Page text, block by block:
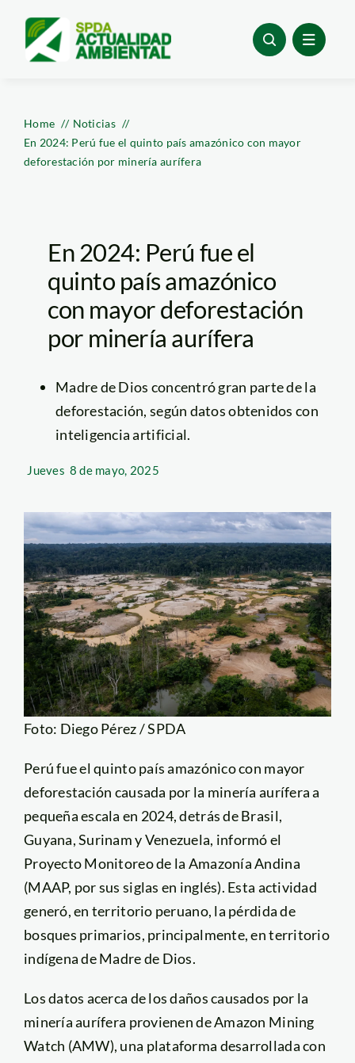
content
Home
Noticias
En 2024: Perú fue el quinto país amazónico con mayor
deforestación por minería aurífera
En 2024: Perú fue el
quinto país amazónico
con mayor deforestación
por minería aurífera
Madre de Dios concentró gran parte de la
deforestación, según datos obtenidos con
inteligencia artificial.
Jueves 8 de mayo, 2025
Foto: Diego Pérez / SPDA
Perú fue el quinto país amazónico con mayor
deforestación causada por la minería aurífera a
pequeña escala en 2024, detrás de Brasil,
Guyana, Surinam y Venezuela, informó el
Proyecto Monitoreo de la Amazonía Andina
(MAAP, por sus siglas en inglés). Esta actividad
generó, en territorio peruano, la pérdida de
bosques primarios, principalmente, en territorio
indígena de Madre de Dios.
Los datos acerca de los daños causados por la
minería aurífera provienen de Amazon Mining
Watch (AMW), una plataforma desarrollada con